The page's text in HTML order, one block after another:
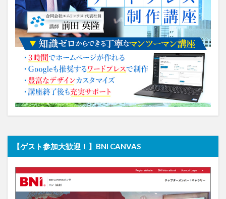
【ゲスト参加大歓迎！】BNI CANVAS